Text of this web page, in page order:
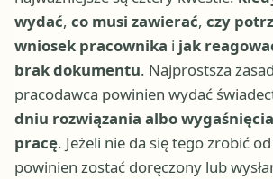
wydać, co musi zawierać, czy
wniosek pracownika i jak
brak dokumentu. Najprostsza
pracodawca powinien wydać
dniu rozwiązania albo
pracę. Jeżeli nie da się tego zrobić
powinien zostać doręczony lub